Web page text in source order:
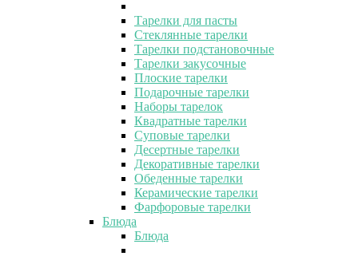
Тарелки для пасты
Стеклянные тарелки
Тарелки подстановочные
Тарелки закусочные
Плоские тарелки
Подарочные тарелки
Наборы тарелок
Квадратные тарелки
Суповые тарелки
Десертные тарелки
Декоративные тарелки
Обеденные тарелки
Керамические тарелки
Фарфоровые тарелки
Блюда
Блюда